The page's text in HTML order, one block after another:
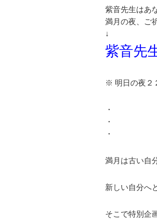
紫音先生はあ
満月の夜、ご
↓
紫音先
※ 明日の夜２
・
・
・
満月は古い自
新しい自分へ
そこで特別企